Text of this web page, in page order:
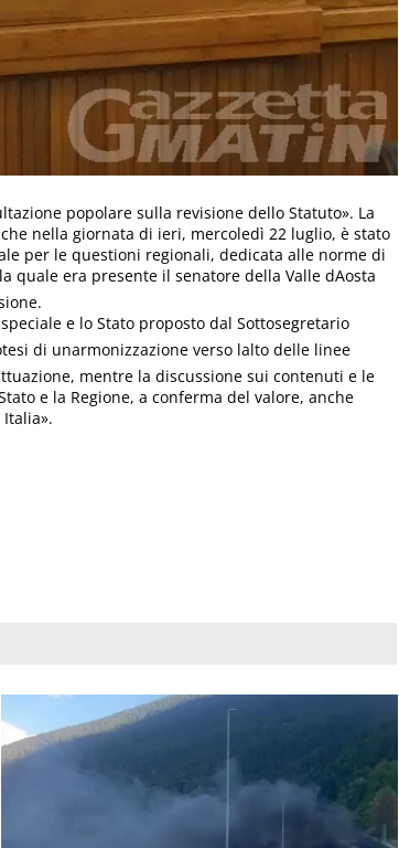
popolare sulla revisione dello Statuto». La
nella giornata di ieri, mercoledì 22 luglio, è stato
per le questioni regionali, dedicata alle norme di
era presente il senatore della Valle dAosta
e lo Stato proposto dal Sottosegretario
di unarmonizzazione verso lalto delle linee
mentre la discussione sui contenuti e le
e la Regione, a conferma del valore, anche